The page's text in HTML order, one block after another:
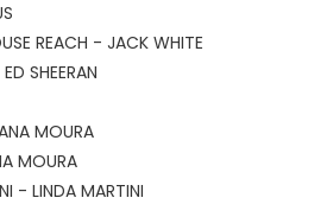
REACH - JACK WHITE
SHEERAN
MOURA
MOURA
- LINDA MARTINI